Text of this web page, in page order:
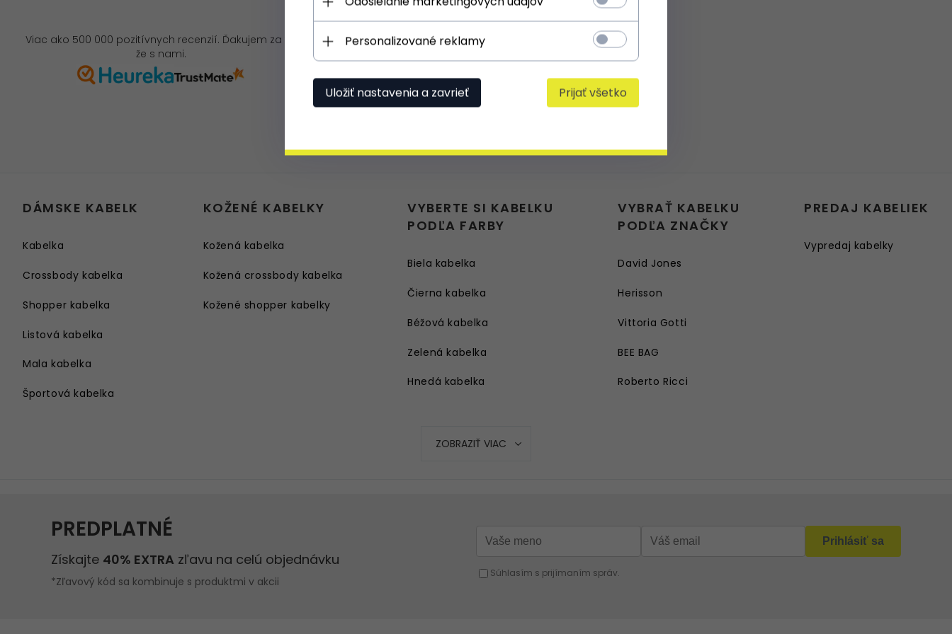
Viac ako 500 000 pozitívnych recenzií. Ďakujem za to,
že s nami.
DÁMSKE KABELK
Kabelka
Crossbody kabelka
Shopper kabelka
Listová kabelka
Mala kabelka
Športová kabelka
KOŽENÉ KABELKY
Kožená kabelka
Kožená crossbody kabelka
Kožené shopper kabelky
VYBERTE SI KABELKU
PODĽA FARBY
Biela kabelka
Čierna kabelka
Béžová kabelka
Zelená kabelka
Hnedá kabelka
Ružová kabelka
VYBRAŤ KABELKU
PODĽA ZNAČKY
David Jones
Herisson
Vittoria Gotti
BEE BAG
Roberto Ricci
PREDAJ KABELIEK
Vypredaj kabelky
ZOBRAZIŤ VIAC
Personalizované reklamy
Uložiť nastavenia a zavrieť Prijať všetko